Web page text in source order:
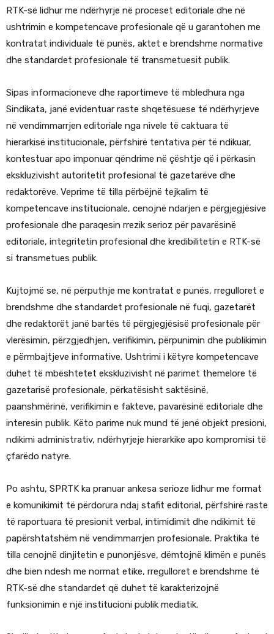
RTK-së lidhur me ndërhyrje në proceset editoriale dhe në
ushtrimin e kompetencave profesionale që u garantohen me
kontratat individuale të punës, aktet e brendshme normative
dhe standardet profesionale të transmetuesit publik.
Sipas informacioneve dhe raportimeve të mbledhura nga
Sindikata, janë evidentuar raste shqetësuese të ndërhyrjeve
në vendimmarrjen editoriale nga nivele të caktuara të
hierarkisë institucionale, përfshirë tentativa për të ndikuar,
kontestuar apo imponuar qëndrime në çështje që i përkasin
ekskluzivisht autoritetit profesional të gazetarëve dhe
redaktorëve. Veprime të tilla përbëjnë tejkalim të
kompetencave institucionale, cenojnë ndarjen e përgjegjësive
profesionale dhe paraqesin rrezik serioz për pavarësinë
editoriale, integritetin profesional dhe kredibilitetin e RTK-së
si transmetues publik.
Kujtojmë se, në përputhje me kontratat e punës, rregulloret e
brendshme dhe standardet profesionale në fuqi, gazetarët
dhe redaktorët janë bartës të përgjegjësisë profesionale për
vlerësimin, përzgjedhjen, verifikimin, përpunimin dhe publikimin
e përmbajtjeve informative. Ushtrimi i këtyre kompetencave
duhet të mbështetet ekskluzivisht në parimet themelore të
gazetarisë profesionale, përkatësisht saktësinë,
paanshmërinë, verifikimin e fakteve, pavarësinë editoriale dhe
interesin publik. Këto parime nuk mund të jenë objekt presioni,
ndikimi administrativ, ndërhyrjeje hierarkike apo kompromisi të
çfarëdo natyre.
Po ashtu, SPRTK ka pranuar ankesa serioze lidhur me format
e komunikimit të përdorura ndaj stafit editorial, përfshirë raste
të raportuara të presionit verbal, intimidimit dhe ndikimit të
papërshtatshëm në vendimmarrjen profesionale. Praktika të
tilla cenojnë dinjitetin e punonjësve, dëmtojnë klimën e punës
dhe bien ndesh me normat etike, rregulloret e brendshme të
RTK-së dhe standardet që duhet të karakterizojnë
funksionimin e një institucioni publik mediatik.